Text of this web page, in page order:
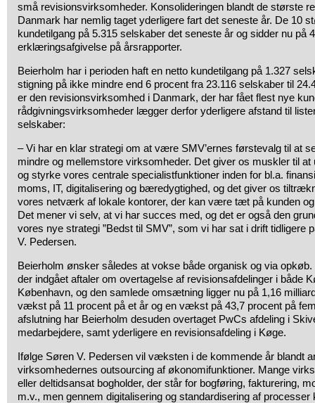
små revisionsvirksomheder. Konsolideringen blandt de største
Danmark har nemlig taget yderligere fart det seneste år. De 10
kundetilgang på 5.315 selskaber det seneste år og sidder nu på
erklæringsafgivelse på årsrapporter.
Beierholm har i perioden haft en netto kundetilgang på 1.327
stigning på ikke mindre end 6 procent fra 23.116 selskaber til
er den revisionsvirksomhed i Danmark, der har fået flest nye
rådgivningsvirksomheder lægger derfor yderligere afstand til
selskaber:
– Vi har en klar strategi om at være SMV’ernes førstevalg til at
mindre og mellemstore virksomheder. Det giver os muskler til
og styrke vores centrale specialistfunktioner inden for bl.a.
moms, IT, digitalisering og bæredygtighed, og det giver os
vores netværk af lokale kontorer, der kan være tæt på kunden
Det mener vi selv, at vi har succes med, og det er også den
vores nye strategi ”Bedst til SMV”, som vi har sat i drift tidligere
V. Pedersen.
Beierholm ønsker således at vokse både organisk og via
der indgået aftaler om overtagelse af revisionsafdelinger i både
København, og den samlede omsætning ligger nu på 1,16
vækst på 11 procent på et år og en vækst på 43,7 procent på
afslutning har Beierholm desuden overtaget PwCs afdeling i
medarbejdere, samt yderligere en revisionsafdeling i Køge.
Ifølge Søren V. Pedersen vil væksten i de kommende år blandt
virksomhedernes outsourcing af økonomifunktioner. Mange
eller deltidsansat bogholder, der står for bogføring, fakturering,
m.v., men gennem digitalisering og standardisering af processer